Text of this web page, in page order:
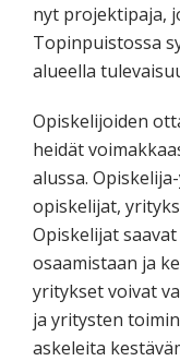
nyt projektipaja,
Topinpuistossa
alueella
Opiskelijoiden
heidät
alussa.
opiskelijat,
Opiskelijat
osaamistaan ja
yritykset voivat
ja yritysten
askeleita